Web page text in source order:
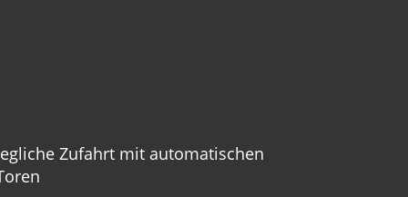
Zufahrt mit automatischen